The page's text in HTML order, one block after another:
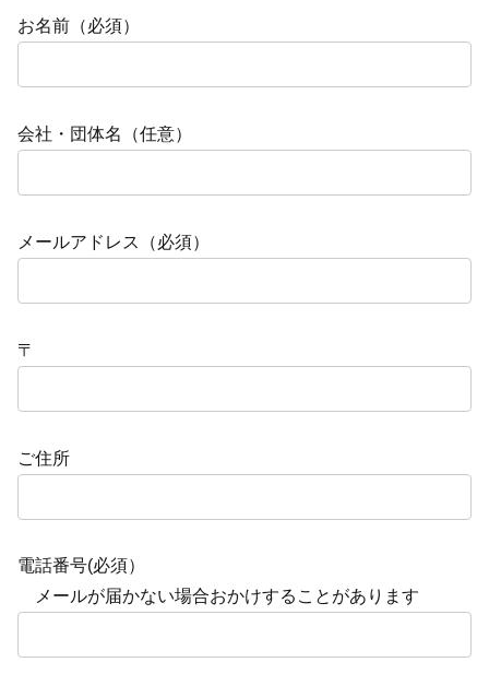
お名前（必須）
会社・団体名（任意）
メールアドレス（必須）
〒
ご住所
電話番号(必須）
メールが届かない場合おかけすることがあります